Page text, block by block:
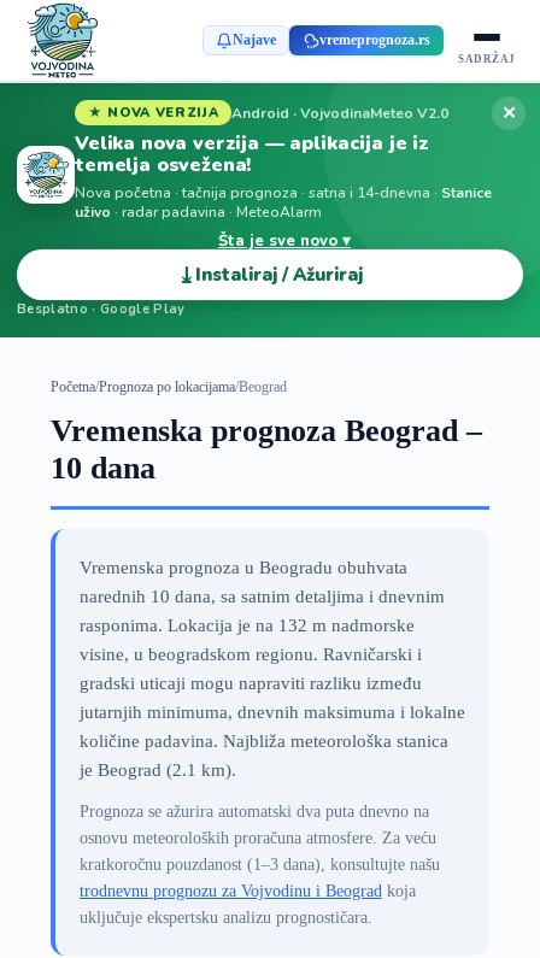
Najave vremeprognoza.rs
SADRŽAJ
★ NOVA VERZIJA Android · VojvodinaMeteo V2.0
Velika nova verzija — aplikacija je iz
temelja osvežena!
Nova početna · tačnija prognoza · satna i 14-dnevna · Stanice
uživo · radar padavina · MeteoAlarm
Šta je sve novo ▾
⤓ Instaliraj / Ažuriraj
Besplatno · Google Play
✕
Početna/Prognoza po lokacijama/Beograd
Vremenska prognoza Beograd –
10 dana
Vremenska prognoza u Beogradu obuhvata
narednih 10 dana, sa satnim detaljima i dnevnim
rasponima. Lokacija je na 132 m nadmorske
visine, u beogradskom regionu. Ravničarski i
gradski uticaji mogu napraviti razliku između
jutarnjih minimuma, dnevnih maksimuma i lokalne
količine padavina. Najbliža meteorološka stanica
je Beograd (2.1 km).
Prognoza se ažurira automatski dva puta dnevno na
osnovu meteoroloških proračuna atmosfere. Za veću
kratkoročnu pouzdanost (1–3 dana), konsultujte našu
trodnevnu prognozu za Vojvodinu i Beogradkoja
uključuje ekspertsku analizu prognostičara.